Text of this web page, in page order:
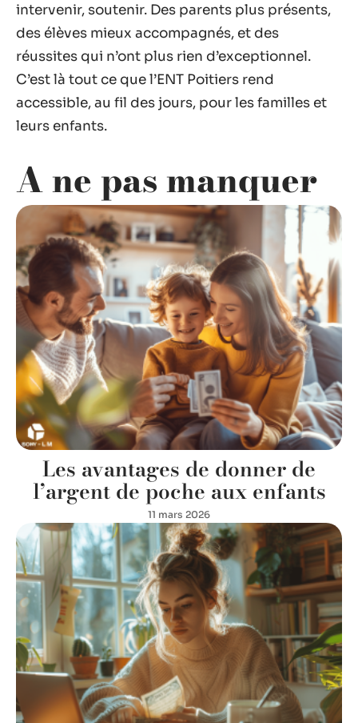
intervenir, soutenir. Des parents plus présents,
des élèves mieux accompagnés, et des
réussites qui n’ont plus rien d’exceptionnel.
C’est là tout ce que l’ENT Poitiers rend
accessible, au fil des jours, pour les familles et
leurs enfants.
A ne pas manquer
Les avantages de donner de
l’argent de poche aux enfants
11 mars 2026